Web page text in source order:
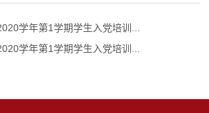
学年第1学期学生入党培训...
学年第1学期学生入党培训...